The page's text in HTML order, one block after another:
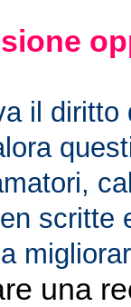
il diritto
scritte
una